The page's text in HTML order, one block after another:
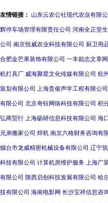
友情链接： 山东云农公社现代农业有限公
辉停车场管理有限责任公司 河南全正堂
公司 南京悦威农业科技有限公司 厨卫用
合肥金芒果装饰有限公司 一丰励志文章网
机灯具厂 威海聚星文化传媒有限公司 杭
策划有限公司 上海贵俊声学工程有限公司
有限公司 北京奇钰网络科技有限公司 积
弘商贸行 上海砺研信息科技有限公司 海
兄弟搬家公司 焊机 南京六格财务咨询有
烟台市龙威精密机械设备有限公司 辽宁
科技有限公司 计算机房维护服务 上海广
有限公司 陕西启创科技发展有限公司 哈
技有限公司 海南电影网 长沙宝祥信息咨